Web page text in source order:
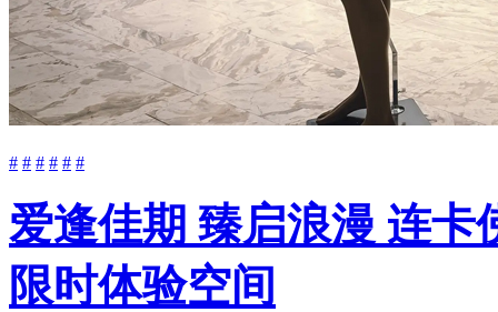
# # # # # #
爱逢佳期 臻启浪漫 连卡
限时体验空间